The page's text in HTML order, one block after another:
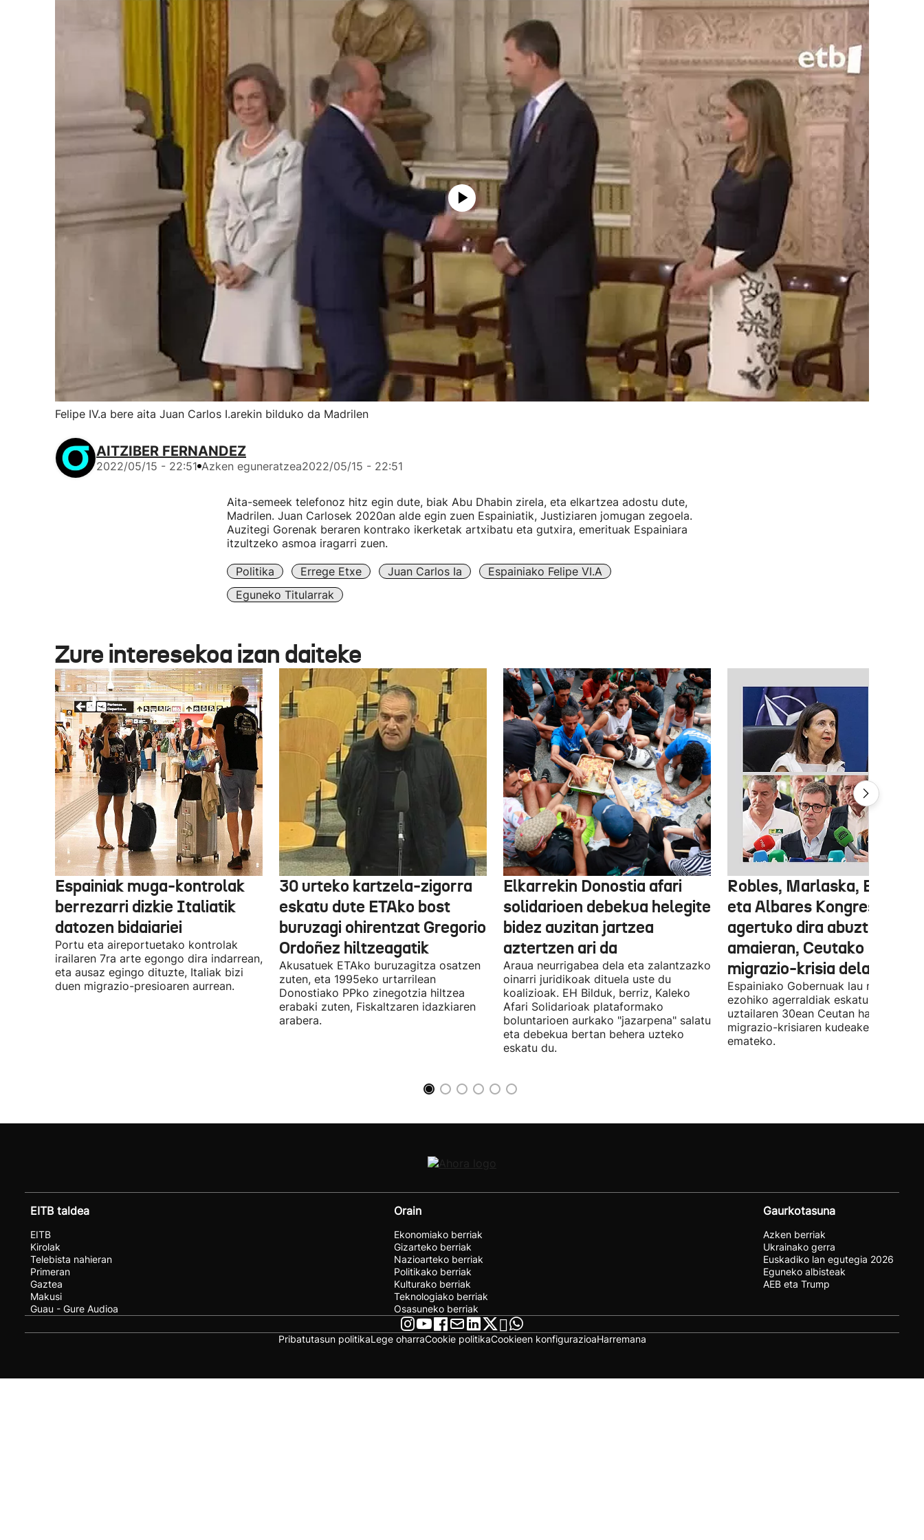
Felipe IV.a bere aita Juan Carlos I.arekin bilduko da Madrilen
AITZIBER FERNANDEZ
2022/05/15 - 22:51 Azken eguneratzea2022/05/15 - 22:51
Aita-semeek telefonoz hitz egin dute, biak Abu Dhabin zirela, eta elkartzea adostu dute,
Madrilen. Juan Carlosek 2020an alde egin zuen Espainiatik, Justiziaren jomugan zegoela.
Auzitegi Gorenak beraren kontrako ikerketak artxibatu eta gutxira, emerituak Espainiara
itzultzeko asmoa iragarri zuen.
Politika Errege Etxe Juan Carlos Ia
Espainiako Felipe VI.a
Eguneko Titularrak
Zure interesekoa izan daiteke
Espainiak muga-kontrolak
berrezarri dizkie Italiatik
datozen bidaiariei
Portu eta aireportuetako kontrolak
irailaren 7ra arte egongo dira indarrean,
eta ausaz egingo dituzte, Italiak bizi
duen migrazio-presioaren aurrean.
30 urteko kartzela-zigorra
eskatu dute ETAko bost
buruzagi ohirentzat Gregorio
Ordoñez hiltzeagatik
Akusatuek ETAko buruzagitza osatzen
zuten, eta 1995eko urtarrilean
Donostiako PPko zinegotzia hiltzea
erabaki zuten, Fiskaltzaren idazkiaren
arabera.
Elkarrekin Donostia afari
solidarioen debekua helegite
bidez auzitan jartzea
aztertzen ari da
Araua neurrigabea dela eta zalantzazko
oinarri juridikoak dituela uste du
koalizioak. EH Bilduk, berriz, Kaleko
Afari Solidarioak plataformako
boluntarioen aurkako "jazarpena" salatu
eta debekua bertan behera uzteko
eskatu du.
Robles, Marlaska, Bolaños
eta Albares Kongresuan
agertuko dira abuztuaren
amaieran, Ceutako
migrazio-krisia dela eta
Espainiako Gobernuak lau ministroen
ezohiko agerraldiak eskatu ditu,
uztailaren 30ean Ceutan hasitako
migrazio-krisiaren kudeaketaren berri
emateko.
EITB taldea
EITB
Kirolak
Telebista nahieran
Primeran
Gaztea
Makusi
Guau - Gure Audioa
Orain
Ekonomiako berriak
Gizarteko berriak
Nazioarteko berriak
Politikako berriak
Kulturako berriak
Teknologiako berriak
Osasuneko berriak
Gaurkotasuna
Azken berriak
Ukrainako gerra
Euskadiko lan egutegia 2026
Eguneko albisteak
AEB eta Trump
Pribatutasun politikaLege oharraCookie politikaCookieen konfigurazioaHarremana